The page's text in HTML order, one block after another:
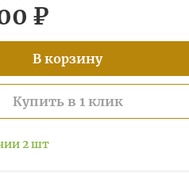
₽
В корзину
Купить в 1 клик
2шт